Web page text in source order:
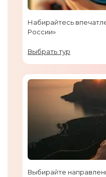
Набирайтесь
России»
Выбрать тур
Выбирайте